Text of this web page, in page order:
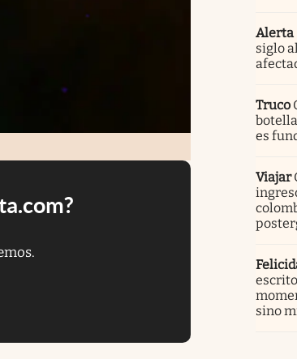
pestaña
Alerta
siglo
Truco
es
Viajar
sino